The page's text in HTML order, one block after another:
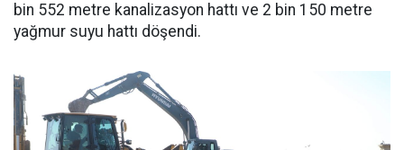
bin 552 metre kanalizasyon hattı ve 2 bin 150 metre
yağmur suyu hattı döşendi.